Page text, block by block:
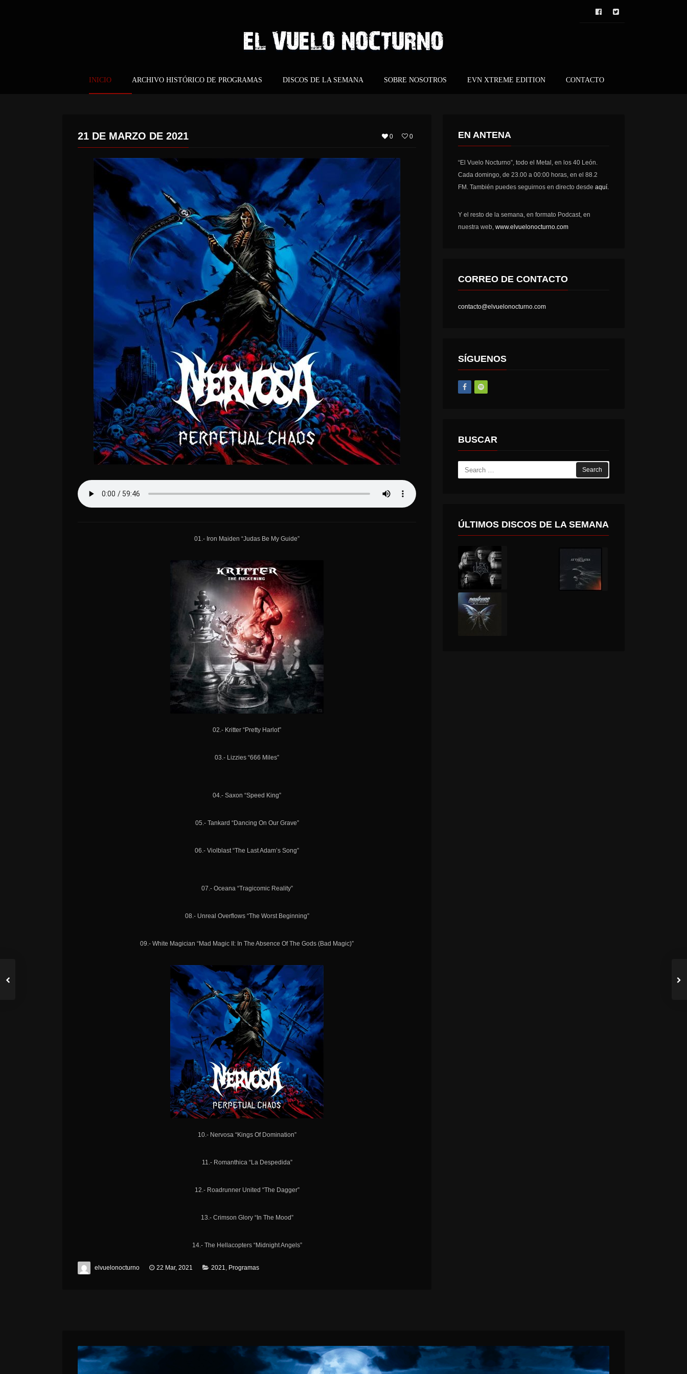
INICIO ARCHIVO HISTÓRICO DE PROGRAMAS DISCOS DE LA SEMANA SOBRE NOSOTROS EVN XTREME EDITION CONTACTO
0 0
21 DE MARZO DE 2021
01.- Iron Maiden “Judas Be My Guide”
02.- Kritter “Pretty Harlot”
03.- Lizzies “666 Miles”
04.- Saxon “Speed King”
05.- Tankard “Dancing On Our Grave”
06.- Violblast “The Last Adam’s Song”
07.- Oceana “Tragicomic Reality”
08.- Unreal Overflows “The Worst Beginning”
09.- White Magician “Mad Magic II: In The Absence Of The Gods (Bad Magic)”
10.- Nervosa “Kings Of Domination”
11.- Romanthica “La Despedida”
12.- Roadrunner United “The Dagger”
13.- Crimson Glory “In The Mood”
14.- The Hellacopters “Midnight Angels”
elvuelonocturno 22 Mar, 2021 2021, Programas
EN ANTENA
“El Vuelo Nocturno”, todo el Metal, en los 40 León.
Cada domingo, de 23.00 a 00:00 horas, en el 88.2
FM. También puedes seguirnos en directo desdeaquí.
Y el resto de la semana, en formato Podcast, en
nuestra web,www.elvuelonocturno.com
CORREO DE CONTACTO
contacto@elvuelonocturno.com
SÍGUENOS
BUSCAR
Search
for:
ÚLTIMOS DISCOS DE LA SEMANA